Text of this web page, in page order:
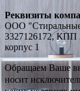
Реквизиты
ООО
3327126172, КПП
корпус 1
Обращаем Ваше
носит